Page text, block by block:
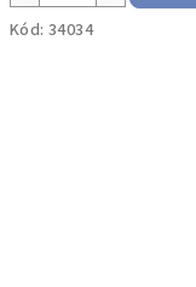
Kód: 34034